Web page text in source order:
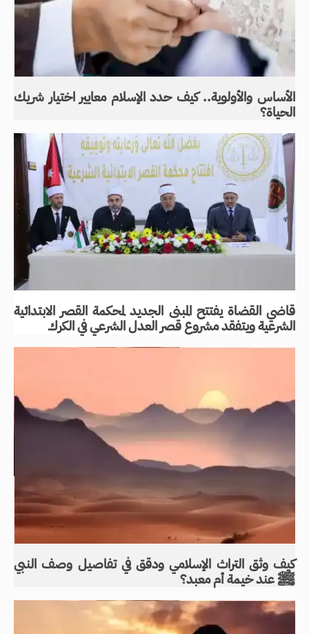
الأساس والأولوية.. كيف حدد الإسلام معايير اختيار شريك
الحياة؟
قاضي القضاة يفتتح المبنى الجديد لمحكمة القصر الابتدائية
الشرعية ويتفقد مشروع قصر العدل الشرعي في الكرك
كيف وثق التراث الإسلامي ودقق في تفاصيل وصف النبي
ﷺ عند خيمة أم معبد؟